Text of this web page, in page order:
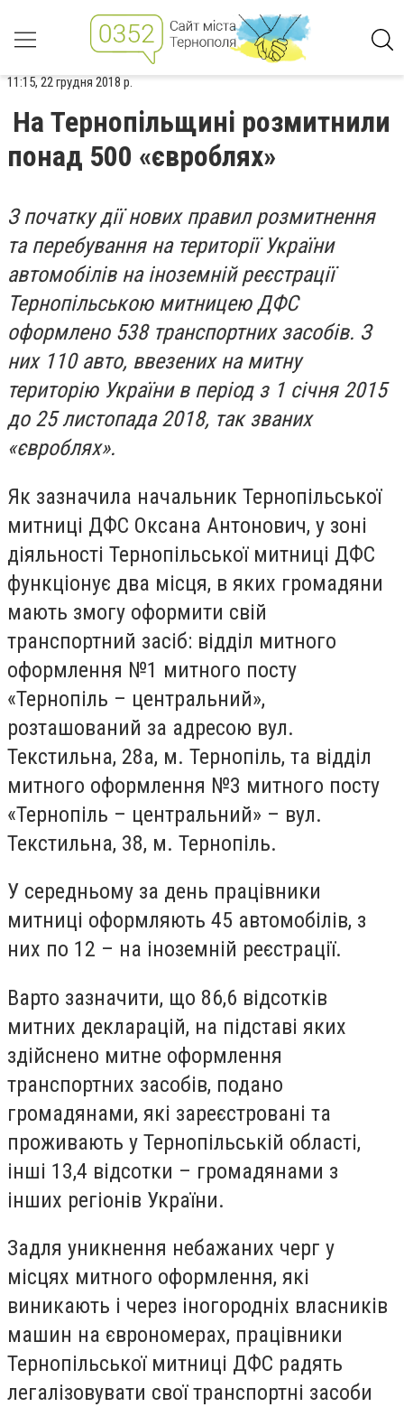
11:15, 22 грудня 2018 р.
На Тернопільщині розмитнили
понад 500 «євроблях»
З початку дії нових правил розмитнення
та перебування на території України
автомобілів на іноземній реєстрації
Тернопільською митницею ДФС
оформлено 538 транспортних засобів. З
них 110 авто, ввезених на митну
територію України в період з 1 січня 2015
до 25 листопада 2018, так званих
«євроблях».
Як зазначила начальник Тернопільської
митниці ДФС Оксана Антонович, у зоні
діяльності Тернопільської митниці ДФС
функціонує два місця, в яких громадяни
мають змогу оформити свій
транспортний засіб: відділ митного
оформлення №1 митного посту
«Тернопіль – центральний»,
розташований за адресою вул.
Текстильна, 28а, м. Тернопіль, та відділ
митного оформлення №3 митного посту
«Тернопіль – центральний» – вул.
Текстильна, 38, м. Тернопіль.
У середньому за день працівники
митниці оформляють 45 автомобілів, з
них по 12 – на іноземній реєстрації.
Варто зазначити, що 86,6 відсотків
митних декларацій, на підставі яких
здійснено митне оформлення
транспортних засобів, подано
громадянами, які зареєстровані та
проживають у Тернопільській області,
інші 13,4 відсотки – громадянами з
інших регіонів України.
Задля уникнення небажаних черг у
місцях митного оформлення, які
виникають і через іногородніх власників
машин на єврономерах, працівники
Тернопільської митниці ДФС радять
легалізовувати свої транспортні засоби